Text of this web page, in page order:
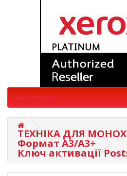
Категорії
ТЕХНІКА ДЛЯ
Формат А3/A3+
Ключ активації